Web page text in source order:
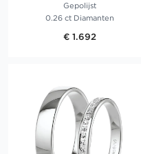
Gepolijst
0.26 ct Diamanten
€ 1.692